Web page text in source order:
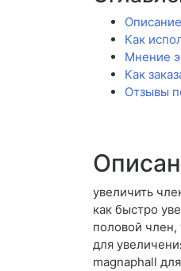
Описание
Как
Мнение
Как
Отзывы
увеличить
как быстро
половой член,
для
magnaphall